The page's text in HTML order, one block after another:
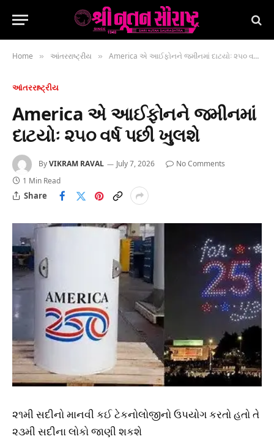
Home » આંતરરાષ્ટ્રીય » America એ આઈફોનને જમીનમાં દાટયોઃ ૨૫૦ વર્ષ પછી ખુલશે
આંતરરાષ્ટ્રીય
America એ આઈફોનને જમીનમાં
દાટયોઃ ૨૫૦ વર્ષ પછી ખુલશે
ByVIKRAM RAVAL July 7, 2026
No Comments
1 Min Read
Share
૨૧મી સદીનો માનવી કઈ ટેકનોલોજીનો ઉપયોગ કરતો હતો તે
૨૩મી સદીના લોકો જાણી શકશે